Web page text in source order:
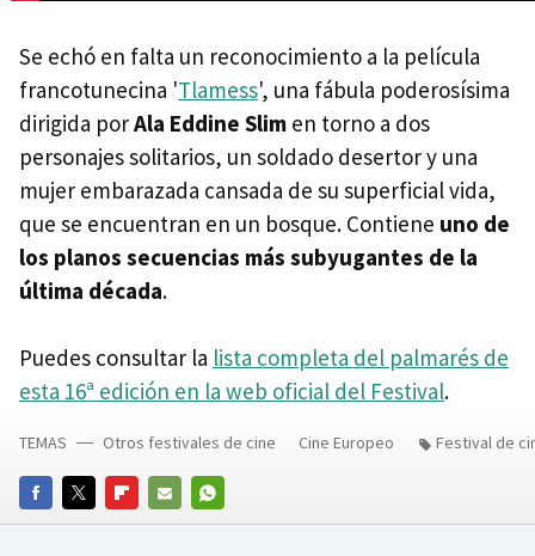
Se echó en falta un reconocimiento a la película
francotunecina 'Tlamess', una fábula poderosísima
dirigida porAla Eddine Slim en torno a dos
personajes solitarios, un soldado desertor y una
mujer embarazada cansada de su superficial vida,
que se encuentran en un bosque. Contiene uno de
los planos secuencias más subyugantes de la
última década.
Puedes consultar la lista completa del palmarés de
esta 16ª edición en la web oficial del Festival.
FACEBOOKTWITTERFLIPBOARD
E-
WHATSAPP
TEMAS Otros festivales de cine Cine Europeo Festival de